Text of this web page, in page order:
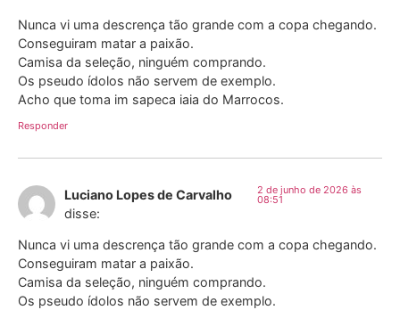
Nunca vi uma descrença tão grande com a copa chegando.
Conseguiram matar a paixão.
Camisa da seleção, ninguém comprando.
Os pseudo ídolos não servem de exemplo.
Acho que toma im sapeca iaia do Marrocos.
Responder
Luciano Lopes de Carvalho
disse:
2 de junho de 2026 às
08:51
Nunca vi uma descrença tão grande com a copa chegando.
Conseguiram matar a paixão.
Camisa da seleção, ninguém comprando.
Os pseudo ídolos não servem de exemplo.